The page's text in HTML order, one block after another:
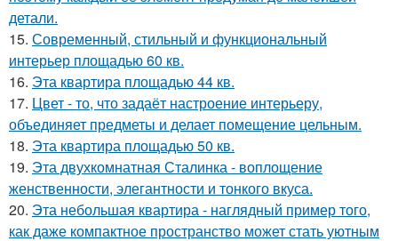
детали.
15. Современный, стильный и функциональный
интерьер площадью 60 кв.
16. Эта квартира площадью 44 кв.
17. Цвет - то, что задаёт настроение интерьеру,
объединяет предметы и делает помещение цельным.
18. Эта квартира площадью 50 кв.
19. Эта двухкомнатная Сталинка - воплощение
женственности, элегантности и тонкого вкуса.
20. Эта небольшая квартира - наглядный пример того,
как даже компактное пространство может стать уютным